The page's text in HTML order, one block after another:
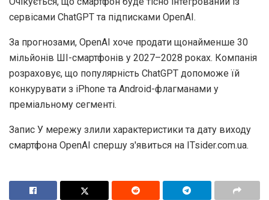
сервісами ChatGPT та підписками OpenAI.
За прогнозами, OpenAI хоче продати щонайменше 30
мільйонів ШI-смартфонів у 2027–2028 роках. Компанія
розраховує, що популярність ChatGPT допоможе їй
конкурувати з iPhone та Android-флагманами у
преміальному сегменті.
Запис У мережу злили характеристики та дату виходу
смартфона OpenAI спершу з'явиться на ITsider.com.ua.